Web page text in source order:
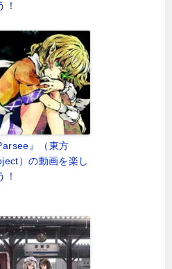
！
』（東方
）の動画を楽し
！